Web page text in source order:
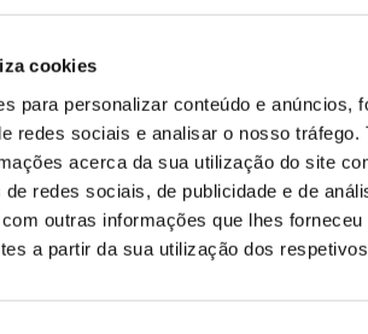
cookies
para personalizar conteúdo e anúncios,
redes sociais e analisar o nosso tráfego.
acerca da sua utilização do site
redes sociais, de publicidade e de
outras informações que lhes forneceu
a partir da sua utilização dos